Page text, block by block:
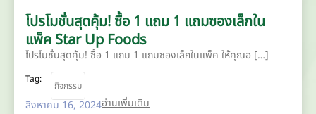
โปรโมชั่นสุดคุ้ม! ซื้อ 1 แถม 1 แถมซองเล็กใน
แพ็ค Star Up Foods
โปรโมชั่นสุดคุ้ม! ซื้อ 1 แถม 1 แถมซองเล็กในแพ็ค ให้คุณอ […]
Tag:
กิจกรรม
สิงหาคม 16, 2024อ่านเพิ่มเติม